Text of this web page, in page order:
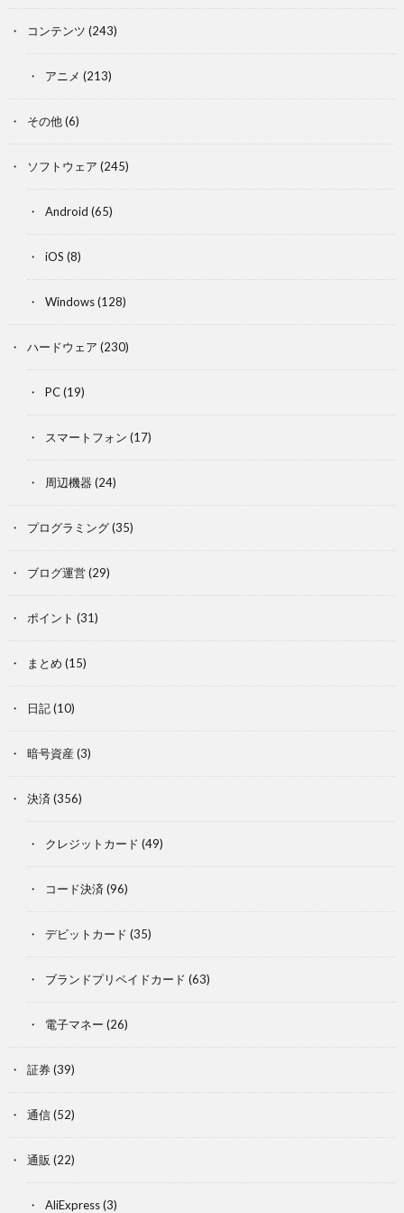
コンテンツ (243)
アニメ (213)
その他(6)
ソフトウェア (245)
Android (65)
iOS (8)
Windows(128)
ハードウェア (230)
PC(19)
スマートフォン (17)
周辺機器 (24)
プログラミング(35)
ブログ運営(29)
ポイント (31)
まとめ (15)
日記(10)
暗号資産 (3)
決済 (356)
クレジットカード (49)
コード決済 (96)
デビットカード (35)
ブランドプリペイドカード (63)
電子マネー (26)
証券(39)
通信(52)
通販 (22)
AliExpress(3)